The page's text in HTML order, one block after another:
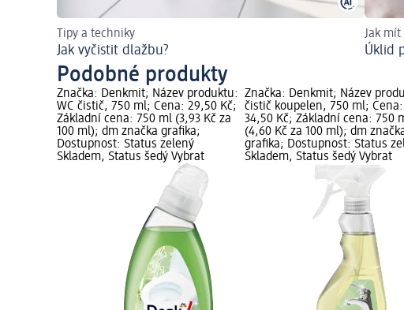
Tipy a techniky
Jak vyčistit dlažbu?
Jak
Úklid
Podobné produkty
Značka: Denkmit; Název produktu:
WC čistič, 750 ml; Cena: 29,50 Kč;
Základní cena: 750 ml (3,93 Kč za
100 ml); dm značka grafika;
Dostupnost: Status zelený
Skladem, Status šedý Vybrat
Značka: Denkmit; Název
čistič koupelen, 750 ml; Cena:
34,50 Kč; Základní cena: 750
(4,60 Kč za 100 ml); dm
grafika; Dostupnost: Status
Skladem, Status šedý Vybrat